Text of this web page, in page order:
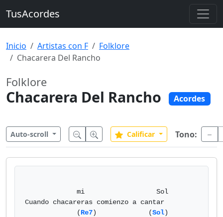
TusAcordes
Inicio Artistas con F
Folklore
Chacarera Del Rancho
Folklore
Chacarera Del Rancho Acordes
Auto-scroll Calificar Tono:
Cuando chacareras comienzo a cantar
             (
Re7)             (Sol)